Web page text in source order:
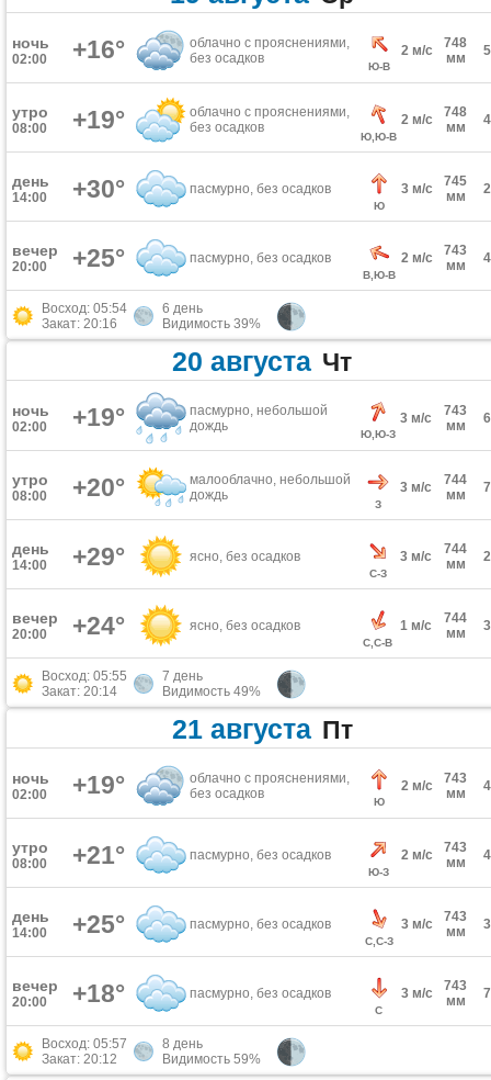
ночь
02:00 +16°
облачно с прояснениями,
без осадков
Ю-В
2 м/с
748
мм
утро
08:00 +19°
облачно с прояснениями,
без осадков
Ю,Ю-В
2 м/с
748
мм
день
14:00 +30° пасмурно, без осадков
Ю
3 м/с
745
мм
вечер
20:00 +25° пасмурно, без осадков
В,Ю-В
2 м/с
743
мм
Восход: 05:54
Закат: 20:16
6 день
Видимость 39%
20 августа Чт
ночь
02:00 +19°
пасмурно, небольшой
дождь
Ю,Ю-З
3 м/с
743
мм
утро
08:00 +20°
малооблачно, небольшой
дождь
З
3 м/с
744
мм
день
14:00 +29° ясно, без осадков
С-З
3 м/с
744
мм
вечер
20:00 +24° ясно, без осадков
С,С-В
1 м/с
744
мм
Восход: 05:55
Закат: 20:14
7 день
Видимость 49%
21 августа Пт
ночь
02:00 +19°
облачно с прояснениями,
без осадков
Ю
2 м/с
743
мм
утро
08:00 +21° пасмурно, без осадков
Ю-З
2 м/с
743
мм
день
14:00 +25° пасмурно, без осадков
С,С-З
3 м/с
743
мм
вечер
20:00 +18° пасмурно, без осадков
С
3 м/с
743
мм
Восход: 05:57
Закат: 20:12
8 день
Видимость 59%